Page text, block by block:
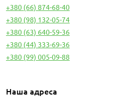
+380 (66) 874-68-40
+380 (98) 132-05-74
+380 (63) 640-59-36
+380 (44) 333-69-36
+380 (99) 005-09-88
Наша адреса